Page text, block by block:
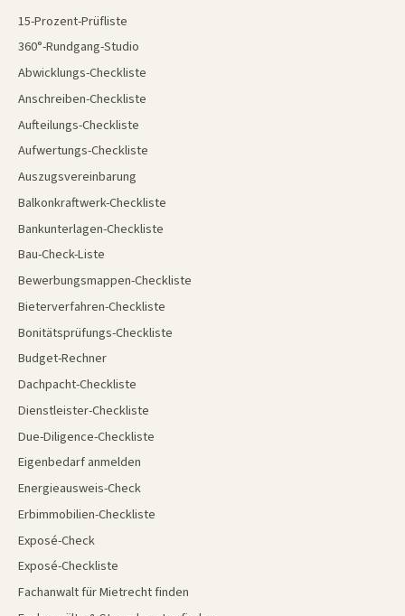
15-Prozent-Prüfliste
360°-Rundgang-Studio
Abwicklungs-Checkliste
Anschreiben-Checkliste
Aufteilungs-Checkliste
Aufwertungs-Checkliste
Auszugsvereinbarung
Balkonkraftwerk-Checkliste
Bankunterlagen-Checkliste
Bau-Check-Liste
Bewerbungsmappen-Checkliste
Bieterverfahren-Checkliste
Bonitätsprüfungs-Checkliste
Budget-Rechner
Dachpacht-Checkliste
Dienstleister-Checkliste
Due-Diligence-Checkliste
Eigenbedarf anmelden
Energieausweis-Check
Erbimmobilien-Checkliste
Exposé-Check
Exposé-Checkliste
Fachanwalt für Mietrecht finden